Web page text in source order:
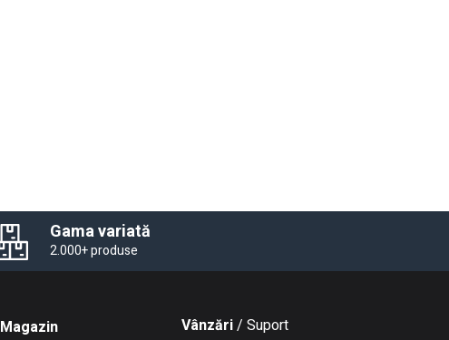
Gama variată
2.000+ produse
Magazin Vânzări/ Suport